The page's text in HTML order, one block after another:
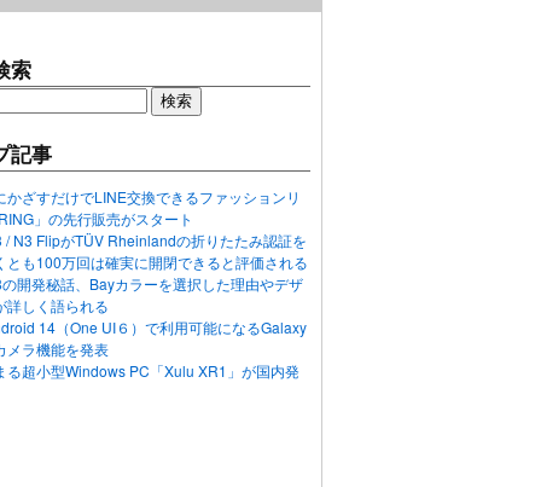
索
記事
かざすだけでLINE交換できるファッションリ
」の先行販売がスタート
/ N3 FlipがTÜV Rheinlandの折りたたみ認証を
とも100万回は確実に開閉できると評価される
開発秘話、Bayカラーを選択した理由やデザ
詳しく語られる
14（One UI６）で利用可能になるGalaxy
メラ機能を発表
る超小型Windows PC「Xulu XR1」が国内発